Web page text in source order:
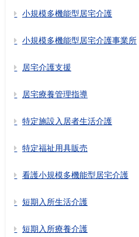
小規模多機能型居宅介護
小規模多機能型居宅介護事業所
居宅介護支援
居宅療養管理指導
特定施設入居者生活介護
特定福祉用具販売
看護小規模多機能型居宅介護
短期入所生活介護
短期入所療養介護